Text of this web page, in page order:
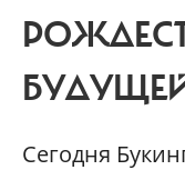
Сегодня